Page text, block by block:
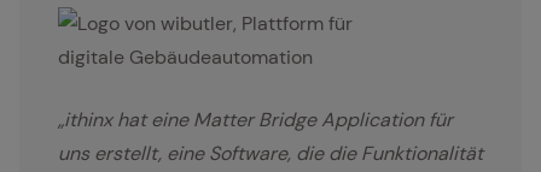
„ithinx hat eine Matter Bridge Application für
uns erstellt, eine Software, die die Funktionalität